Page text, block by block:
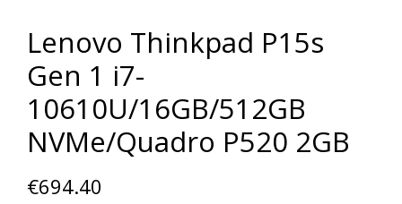
Lenovo Thinkpad P15s
Gen 1 i7-
10610U/16GB/512GB
NVMe/Quadro P520 2GB
€694.40